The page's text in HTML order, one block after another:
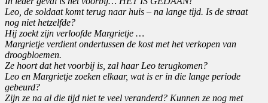
Leo, de soldaat komt terug naar huis – na lange tijd. Is de straat
nog niet hetzelfde?
Hij zoekt zijn verloofde Margrietje …
Margrietje verdient ondertussen de kost met het verkopen van
droogbloemen.
Ze hoort dat het voorbij is, zal haar Leo terugkomen?
Leo en Margrietje zoeken elkaar, wat is er in die lange periode
gebeurd?
Zijn ze na al die tijd niet te veel veranderd? Kunnen ze nog met